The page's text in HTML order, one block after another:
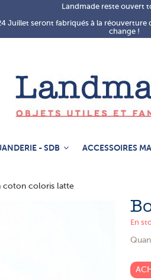
Landmade reste ouvert
Juillet seront fabriqués à la
change !
- SDB ACCESSOIRES
coton coloris latte
En